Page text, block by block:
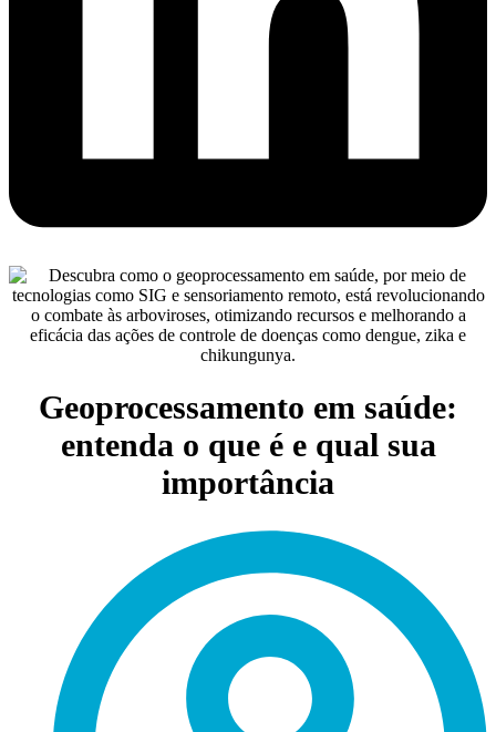
Geoprocessamento em saúde:
entenda o que é e qual sua
importância